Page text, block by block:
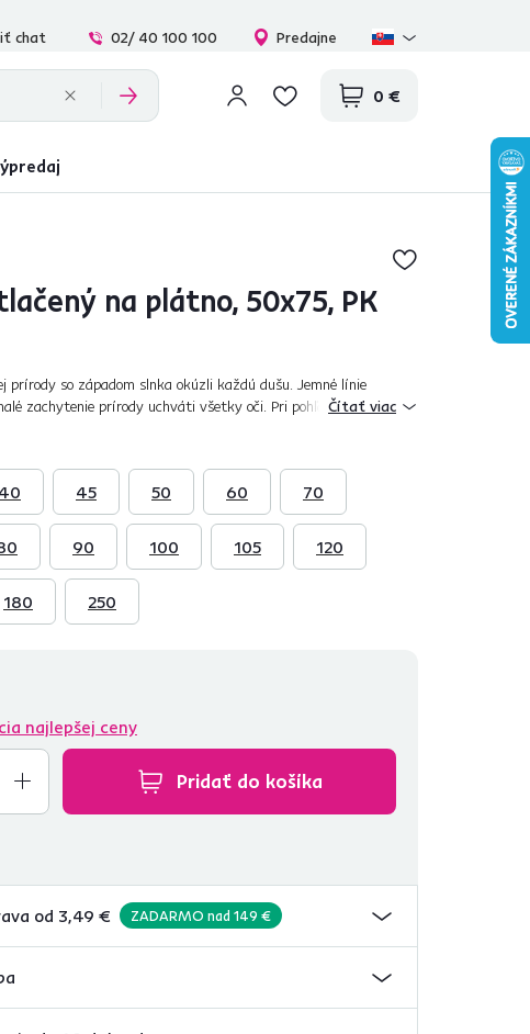
chat 02/ 40 100 100 Predajne
0 €
na plátno, 50x75, PK
prírody so západom slnka okúzli každú dušu. Jemné línie
zachytenie prírody uchváti všetky oči. Pri pohľade na tento
Čítať viac
40 45 50 60 70
90 100 105 120
180 250
najlepšej ceny
Pridať do košíka
od 3,49 € ZADARMO nad 149 €